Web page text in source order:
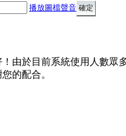
播放圖檔聲音
由於目前系統使用人數眾
的配合。